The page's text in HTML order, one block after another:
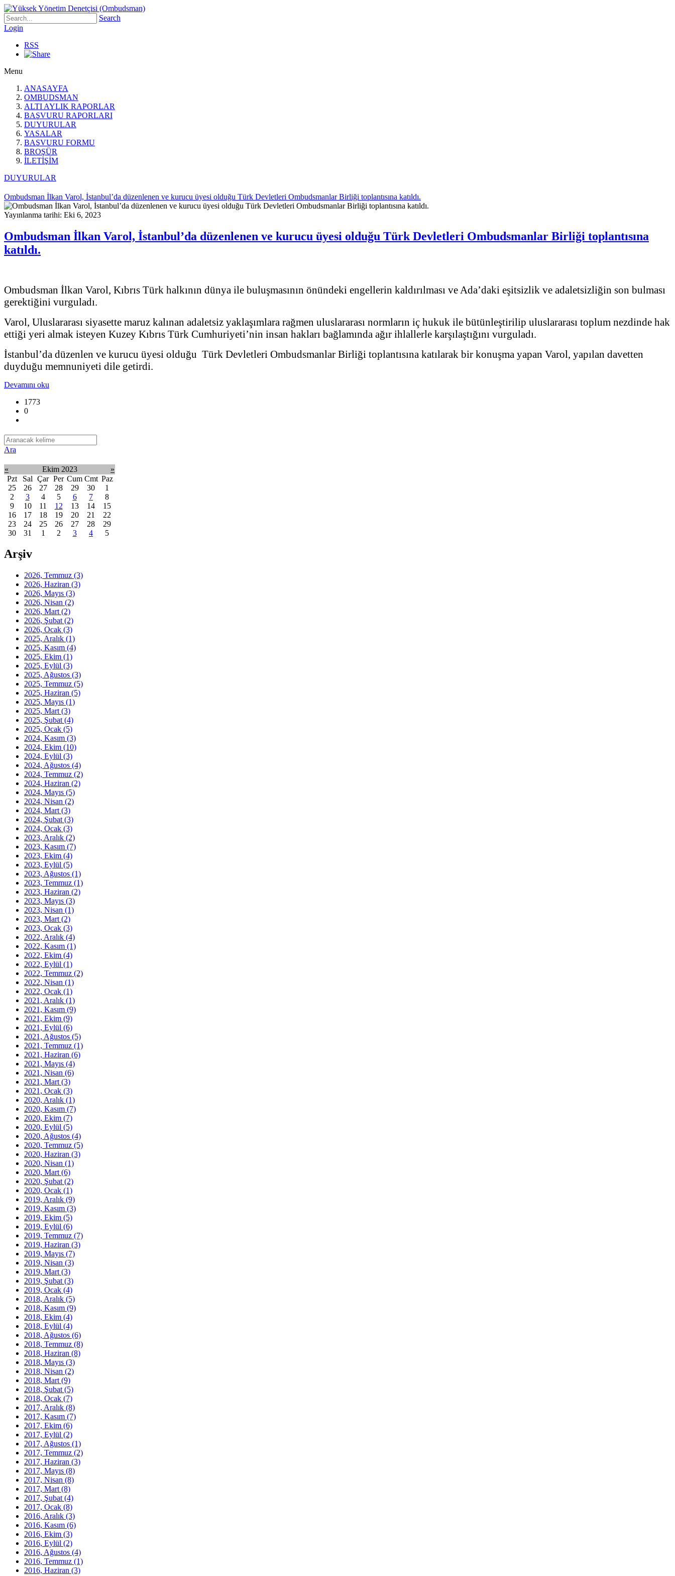
Search
Login
RSS
Menu
ANASAYFA
OMBUDSMAN
ALTI AYLIK RAPORLAR
BAŞVURU RAPORLARI
DUYURULAR
YASALAR
BAŞVURU FORMU
BROŞÜR
İLETİŞİM
DUYURULAR
Ombudsman İlkan Varol, İstanbul’da düzenlenen ve kurucu üyesi olduğu Türk Devletleri Ombudsmanlar Birliği toplantısına katıldı.
Yayınlanma tarihi: Eki 6, 2023
Ombudsman İlkan Varol, İstanbul’da düzenlenen ve kurucu üyesi olduğu Türk Devletleri Ombudsmanlar Birliği toplantısına
katıldı.
Ombudsman İlkan Varol, Kıbrıs Türk halkının dünya ile buluşmasının önündeki engellerin kaldırılması ve Ada’daki eşitsizlik ve adaletsizliğin son bulması
gerektiğini vurguladı.
Varol, Uluslararası siyasette maruz kalınan adaletsiz yaklaşımlara rağmen uluslararası normların iç hukuk ile bütünleştirilip uluslararası toplum nezdinde hak
ettiği yeri almak isteyen Kuzey Kıbrıs Türk Cumhuriyeti’nin insan hakları bağlamında ağır ihlallerle karşılaştığını vurguladı.
İstanbul’da düzenlen ve kurucu üyesi olduğu Türk Devletleri Ombudsmanlar Birliği toplantısına katılarak bir konuşma yapan Varol, yapılan davetten
duyduğu memnuniyeti dile getirdi.
Devamını oku
1773
0
Ara
« Ekim 2023
»
Pzt
Sal Çar Per Cum Cmt Paz
25
26 27 28 29 30
1
2
3 4 5 6 7
8
9
10 11 12 13 14
15
16
17 18 19 20 21
22
23
24 25 26 27 28
29
30
31 1 2 3 4 5
Arşiv
2026, Temmuz (3)
2026, Haziran (3)
2026, Mayıs (3)
2026, Nisan (2)
2026, Mart (2)
2026, Şubat (2)
2026, Ocak (3)
2025, Aralık (1)
2025, Kasım (4)
2025, Ekim (1)
2025, Eylül (3)
2025, Ağustos (3)
2025, Temmuz (5)
2025, Haziran (5)
2025, Mayıs (1)
2025, Mart (3)
2025, Şubat (4)
2025, Ocak (5)
2024, Kasım (3)
2024, Ekim (10)
2024, Eylül (3)
2024, Ağustos (4)
2024, Temmuz (2)
2024, Haziran (2)
2024, Mayıs (5)
2024, Nisan (2)
2024, Mart (3)
2024, Şubat (3)
2024, Ocak (3)
2023, Aralık (2)
2023, Kasım (7)
2023, Ekim (4)
2023, Eylül (5)
2023, Ağustos (1)
2023, Temmuz (1)
2023, Haziran (2)
2023, Mayıs (3)
2023, Nisan (1)
2023, Mart (2)
2023, Ocak (3)
2022, Aralık (4)
2022, Kasım (1)
2022, Ekim (4)
2022, Eylül (1)
2022, Temmuz (2)
2022, Nisan (1)
2022, Ocak (1)
2021, Aralık (1)
2021, Kasım (9)
2021, Ekim (9)
2021, Eylül (6)
2021, Ağustos (5)
2021, Temmuz (1)
2021, Haziran (6)
2021, Mayıs (4)
2021, Nisan (6)
2021, Mart (3)
2021, Ocak (3)
2020, Aralık (1)
2020, Kasım (7)
2020, Ekim (7)
2020, Eylül (5)
2020, Ağustos (4)
2020, Temmuz (5)
2020, Haziran (3)
2020, Nisan (1)
2020, Mart (6)
2020, Şubat (2)
2020, Ocak (1)
2019, Aralık (9)
2019, Kasım (3)
2019, Ekim (5)
2019, Eylül (6)
2019, Temmuz (7)
2019, Haziran (3)
2019, Mayıs (7)
2019, Nisan (3)
2019, Mart (3)
2019, Şubat (3)
2019, Ocak (4)
2018, Aralık (5)
2018, Kasım (9)
2018, Ekim (4)
2018, Eylül (4)
2018, Ağustos (6)
2018, Temmuz (8)
2018, Haziran (8)
2018, Mayıs (3)
2018, Nisan (2)
2018, Mart (9)
2018, Şubat (5)
2018, Ocak (7)
2017, Aralık (8)
2017, Kasım (7)
2017, Ekim (6)
2017, Eylül (2)
2017, Ağustos (1)
2017, Temmuz (2)
2017, Haziran (3)
2017, Mayıs (8)
2017, Nisan (8)
2017, Mart (8)
2017, Şubat (4)
2017, Ocak (8)
2016, Aralık (3)
2016, Kasım (6)
2016, Ekim (3)
2016, Eylül (2)
2016, Ağustos (4)
2016, Temmuz (1)
2016, Haziran (3)